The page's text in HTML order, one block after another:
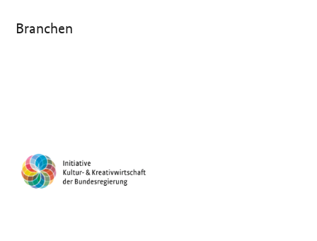
Branchen